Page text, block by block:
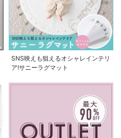
SNS映えも狙えるオシャレインテリ
ア!サニーラグマット